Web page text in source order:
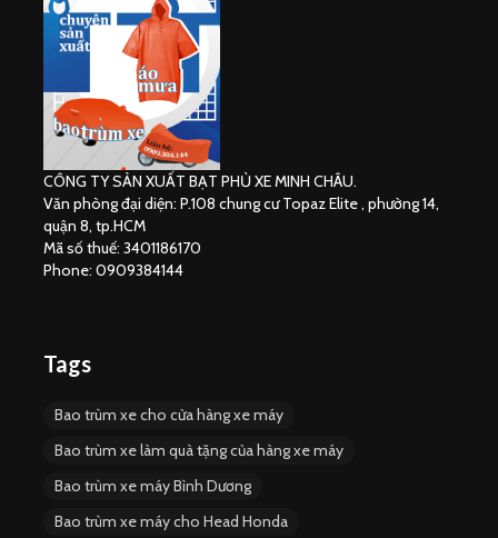
CÔNG TY SẢN XUẤT BẠT PHỦ XE MINH CHÂU.
Văn phòng đại diện: P.108 chung cư Topaz Elite , phường 14,
quận 8, tp.HCM
Mã số thuế: 3401186170
Phone: 0909384144
Tags
Bao trùm xe cho cửa hàng xe máy
Bao trùm xe làm quà tặng của hàng xe máy
Bao trùm xe máy Bình Dương
Bao trùm xe máy cho Head Honda